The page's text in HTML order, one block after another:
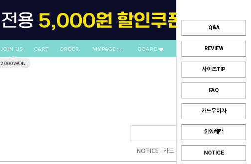
Q&A
REVIEW
사이즈TIP
FAQ
카드무이자
회원혜택
NOTICE
JOIN US
2,000WON
CART ORDER MYPAGE BOARD
NOTICE : 카드 부분무이자 안내